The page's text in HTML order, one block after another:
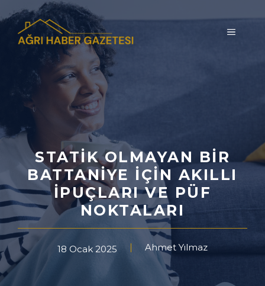
İçeriğe
atla
MENÜ
STATIK OLMAYAN BIR
BATTANIYE İÇIN AKILLI
İPUÇLARI VE PÜF
NOKTALARI
18 Ocak 2025 Ahmet Yılmaz